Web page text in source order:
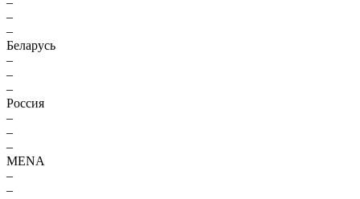
–
–
Беларусь
–
–
–
Россия
–
–
–
MENA
–
–